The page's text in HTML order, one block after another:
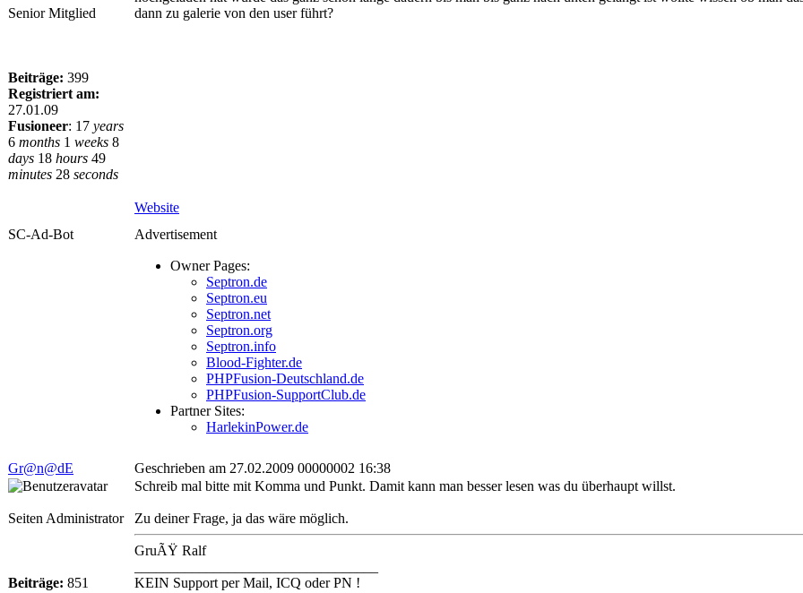
Senior Mitglied
Beiträge: 399
Registriert am:
27.01.09
Fusioneer: 17 years
6 months 1 weeks 8
days 18 hours 49
minutes 28 seconds
dann zu galerie von den user führt?
Website
SC-Ad-Bot
Advertisement
Owner Pages:
Septron.de
Septron.eu
Septron.net
Septron.org
Septron.info
Blood-Fighter.de
PHPFusion-Deutschland.de
PHPFusion-SupportClub.de
Partner Sites:
HarlekinPower.de
Gr@n@dE Geschrieben am 27.02.2009 00000002 16:38
Seiten Administrator
Beiträge: 851
Schreib mal bitte mit Komma und Punkt. Damit kann man besser lesen was du überhaupt willst.
Zu deiner Frage, ja das wäre möglich.
GruÃŸ Ralf
KEIN Support per Mail, ICQ oder PN !